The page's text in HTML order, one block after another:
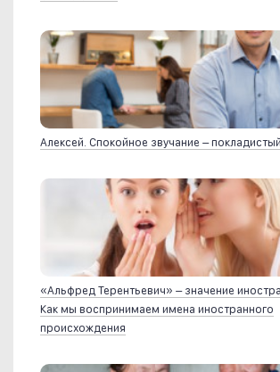
Алексей. Спокойное звучание –
«Альфред Терентьевич» – значение
Как мы воспринимаем имена иностранного
происхождения